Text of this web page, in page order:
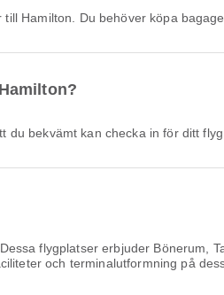
Hamilton. Du behöver köpa
du bekvämt kan checka in för ditt
flygplatser erbjuder Bönerum,
och terminalutformning på